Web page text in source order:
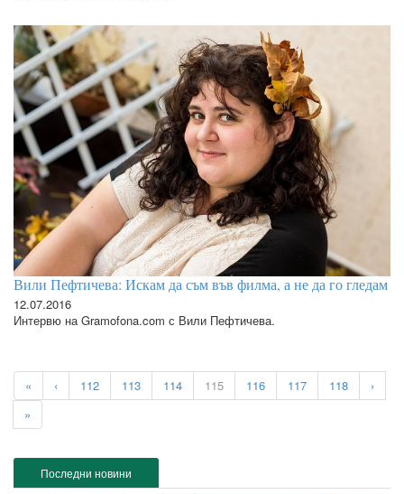
Вили Пефтичева: Искам да съм във филма, а не да го гледам
12.07.2016
Интервю на Gramofona.com с Вили Пефтичева.
« ‹ 112 113 114 115 116 117 118
›
»
Последни новини